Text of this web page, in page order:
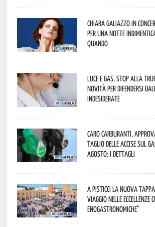
Chiara Galiazzo in
per una notte
quando
Luce e gas, stop alla
novità per difendersi
indesiderate
Caro carburanti,
taglio delle accise sul
agosto: i dettagli
A Pisticci la nuova
viaggio nelle eccellenze
enogastronomiche”